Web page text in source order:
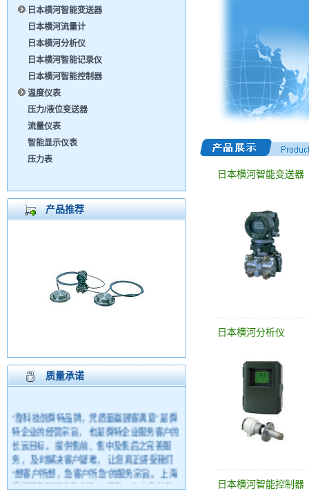
日本横河智能变送器
日本横河流量计
日本横河分析仪
日本横河智能记录仪
日本横河智能控制器
温度仪表
压力/液位变送器
流量仪表
智能显示仪表
压力表
产品推荐
质量承诺
“靠科技创舜特品牌，凭质量赢顾客满意” 是舜
特企业的经营宗旨， 也是舜特企业服务客户的
长远目标。 提供售前、售中及售后之完善服
务， 及时解决客户疑难， 让您真正感受我们
“想客户所想，急客户所急”的服务宗旨。 上海
舜特销售网络遍及全国， 拥有10个办事处及
日本横河智能变送器
日本横河分析仪
日本横河智能控制器